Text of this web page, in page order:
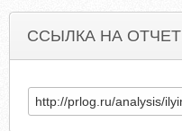
ССЫЛКА НА ОТЧЕТ